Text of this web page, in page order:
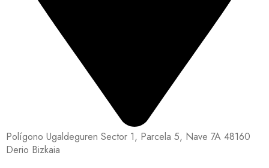
Polígono Ugaldeguren Sector 1, Parcela 5, Nave 7A 48160
Derio Bizkaia